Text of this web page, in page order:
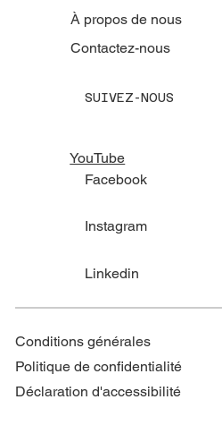
À propos de nous
Contactez-nous
SUIVEZ-NOUS
Facebook
YouTube
Instagram
Linkedin
Conditions générales
Politique de confidentialité
Déclaration d'accessibilité